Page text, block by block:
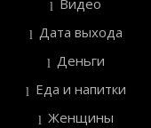
Видео
Дата выхода
Деньги
Еда и напитки
Женщины